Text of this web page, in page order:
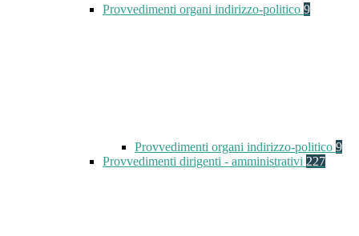
Provvedimenti organi indirizzo-politico 9
Provvedimenti organi indirizzo-politico 9
Provvedimenti dirigenti - amministrativi 227